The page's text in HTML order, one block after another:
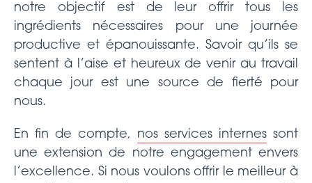
notre objectif est de leur offrir tous les
ingrédients nécessaires pour une journée
productive et épanouissante. Savoir qu’ils se
sentent à l’aise et heureux de venir au travail
chaque jour est une source de fierté pour
nous.
En fin de compte, nos services internes sont
une extension de notre engagement envers
l’excellence. Si nous voulons offrir le meilleur à